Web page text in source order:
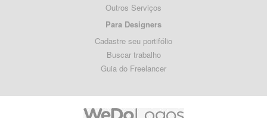
Outros Serviços
Para Designers
Cadastre seu portifólio
Buscar trabalho
Guia do Freelancer